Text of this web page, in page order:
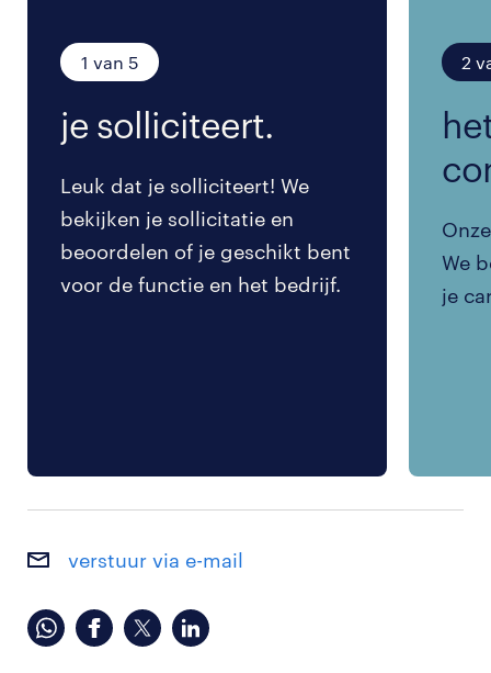
1 van 5
je solliciteert.
Leuk dat je solliciteert! We
bekijken je sollicitatie en
beoordelen of je geschikt bent
voor de functie en het bedrijf.
2
We
je
verstuur via e-mail